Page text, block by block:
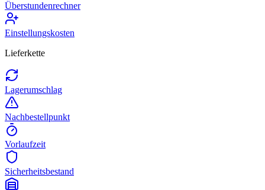
Überstundenrechner
Einstellungskosten
Lieferkette
Lagerumschlag
Nachbestellpunkt
Vorlaufzeit
Sicherheitsbestand